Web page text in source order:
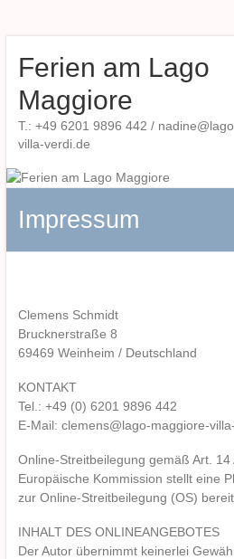
Inhalt
Ferien am Lago
Maggiore
T.: +49 6201 9896 442 /
villa-verdi.de
Impressum
Clemens Schmidt
Brucknerstraße 8
69469 Weinheim / Deutschland
KONTAKT
Tel.: +49 (0) 6201 9896 442
E-Mail: clemens@lago-maggiore-
Online-Streitbeilegung gemäß Art. 14
Europäische Kommission stellt eine
zur Online-Streitbeilegung (OS)
INHALT DES ONLINEANGEBOTES
Der Autor übernimmt keinerlei